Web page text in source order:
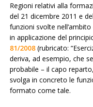
Regioni relativi alla
del 21 dicembre 2011 e
funzioni svolte
in applicazione del
81/2008 (rubricato:
deriva, ad esempio, che
probabile – il capo
svolga in concreto le
formato come tale.